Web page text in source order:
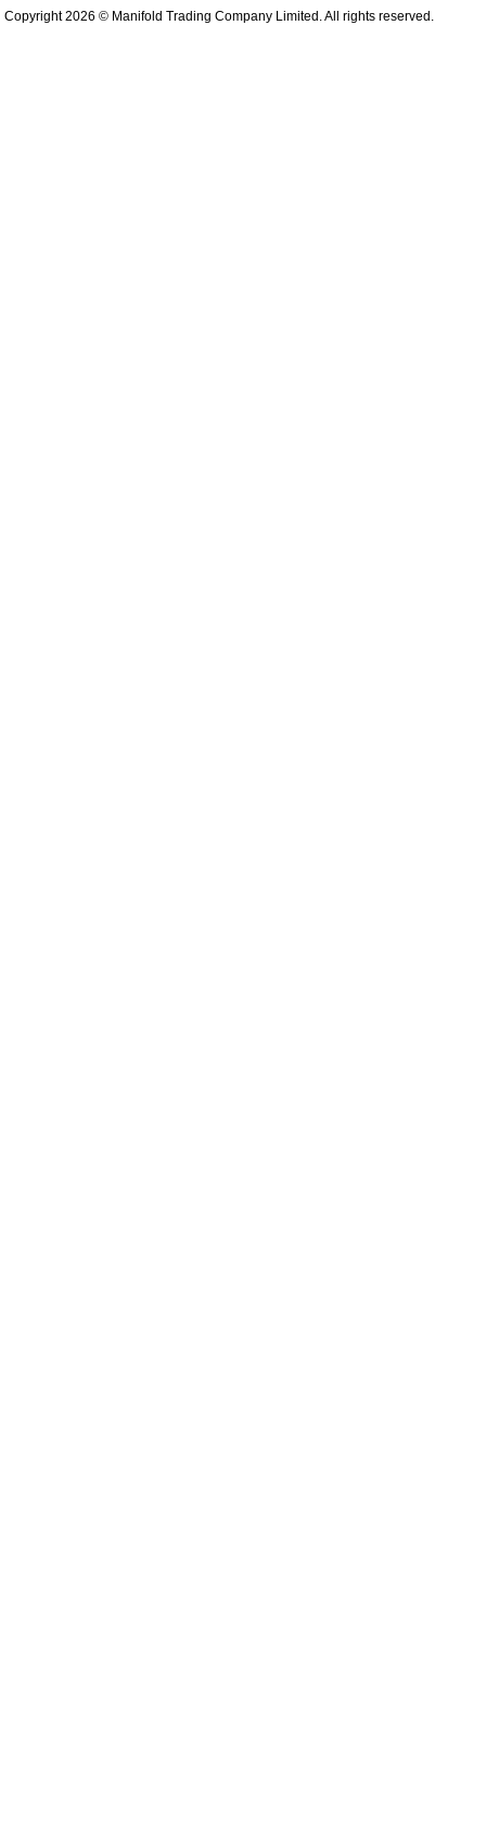
Copyright 2026 © Manifold Trading Company Limited. All rights reserved.